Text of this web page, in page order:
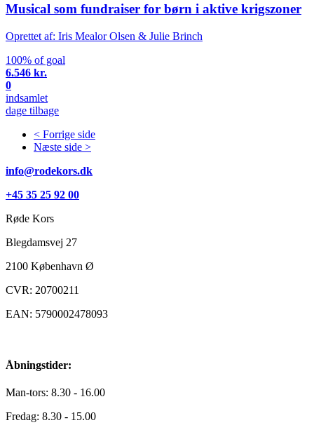
Musical som fundraiser for børn i aktive krigszoner
Oprettet af: Iris Mealor Olsen & Julie Brinch
100% of goal
6.546 kr.
0
indsamlet
dage tilbage
< Forrige side
Næste side >
info@rodekors.dk
+45 35 25 92 00
Røde Kors
Blegdamsvej 27
2100 København Ø
CVR: 20700211
EAN: 5790002478093
Åbningstider:
Man-tors: 8.30 - 16.00
Fredag: 8.30 - 15.00